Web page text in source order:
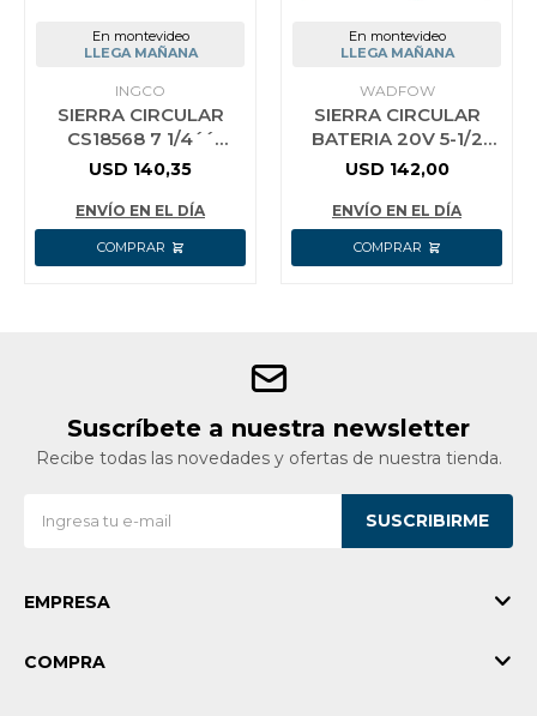
En montevideo
LLEGA MAÑANA
INGCO
SIERRA CIRCULAR
CS18568 7 1/4´´
1600W INGCO
USD 140,35
ENVÍO EN EL DÍA
En montevideo
LLEGA MAÑANA
WADFOW
SIERRA CIRCULAR
BATERIA 20V 5-1/2
140MM + BATERIA.AH
WADFOW WLWP5633
USD 142,00
ENVÍO EN EL DÍA
Suscríbete a nuestra newsletter
Recibe todas las novedades y ofertas de nuestra tienda.
SUSCRIBIRME
EMPRESA
COMPRA